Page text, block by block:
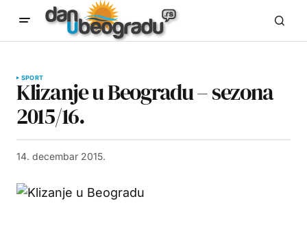
SPORT
Klizanje u Beogradu – sezona
2015/16.
14. decembar 2015.